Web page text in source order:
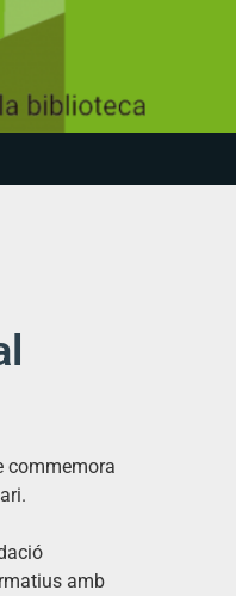
commemora
amb